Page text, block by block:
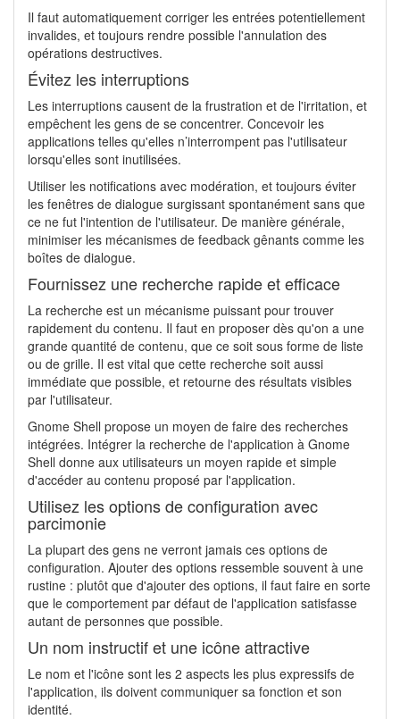
Il faut automatiquement corriger les entrées potentiellement
invalides, et toujours rendre possible l'annulation des
opérations destructives.
Évitez les interruptions
Les interruptions causent de la frustration et de l'irritation, et
empêchent les gens de se concentrer. Concevoir les
applications telles qu'elles n’interrompent pas l'utilisateur
lorsqu'elles sont inutilisées.
Utiliser les notifications avec modération, et toujours éviter
les fenêtres de dialogue surgissant spontanément sans que
ce ne fut l'intention de l'utilisateur. De manière générale,
minimiser les mécanismes de feedback gênants comme les
boîtes de dialogue.
Fournissez une recherche rapide et efficace
La recherche est un mécanisme puissant pour trouver
rapidement du contenu. Il faut en proposer dès qu'on a une
grande quantité de contenu, que ce soit sous forme de liste
ou de grille. Il est vital que cette recherche soit aussi
immédiate que possible, et retourne des résultats visibles
par l'utilisateur.
Gnome Shell propose un moyen de faire des recherches
intégrées. Intégrer la recherche de l'application à Gnome
Shell donne aux utilisateurs un moyen rapide et simple
d'accéder au contenu proposé par l'application.
Utilisez les options de configuration avec
parcimonie
La plupart des gens ne verront jamais ces options de
configuration. Ajouter des options ressemble souvent à une
rustine : plutôt que d'ajouter des options, il faut faire en sorte
que le comportement par défaut de l'application satisfasse
autant de personnes que possible.
Un nom instructif et une icône attractive
Le nom et l'icône sont les 2 aspects les plus expressifs de
l'application, ils doivent communiquer sa fonction et son
identité.